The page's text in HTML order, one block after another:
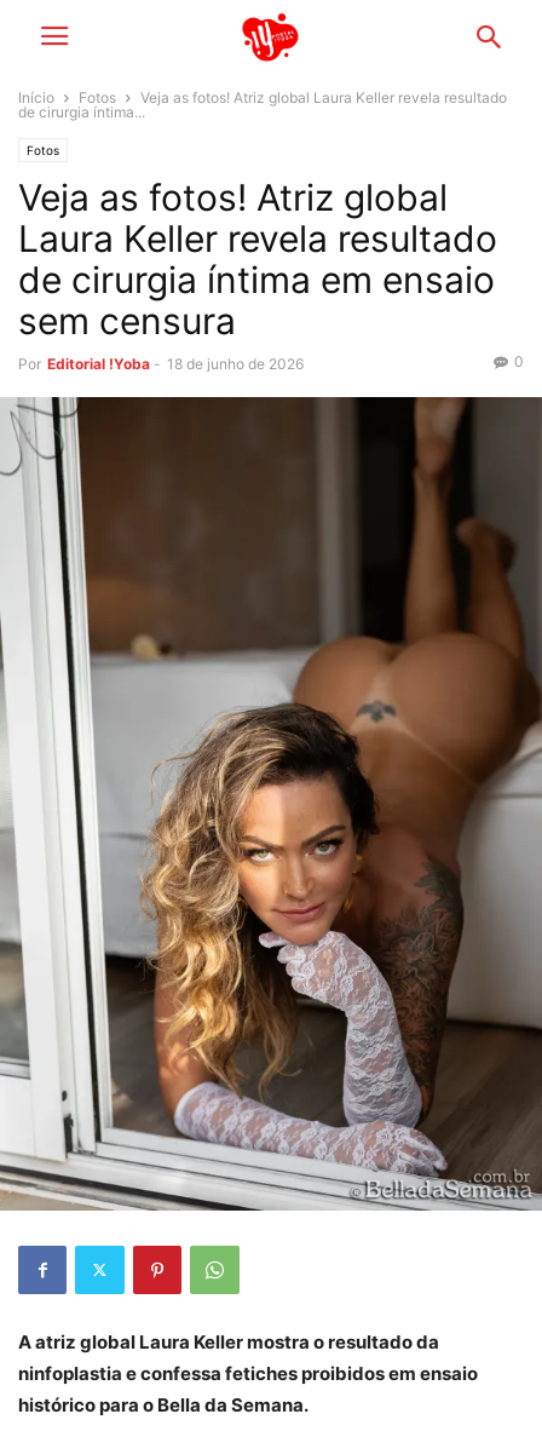
Início Fotos
Veja as fotos! Atriz global Laura Keller revela resultado
de cirurgia íntima...
Fotos
Veja as fotos! Atriz global
Laura Keller revela resultado
de cirurgia íntima em ensaio
sem censura
Por Editorial !Yoba - 18 de junho de 2026 0
A atriz global Laura Keller mostra o resultado da
ninfoplastia e confessa fetiches proibidos em ensaio
histórico para o Bella da Semana.